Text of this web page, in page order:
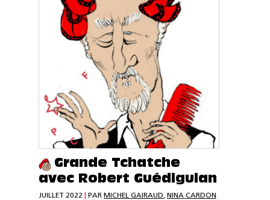
Grande Tchatche
avec Robert Guédiguian
JUILLET 2022 PAR MICHEL GAIRAUD, NINA CARDON